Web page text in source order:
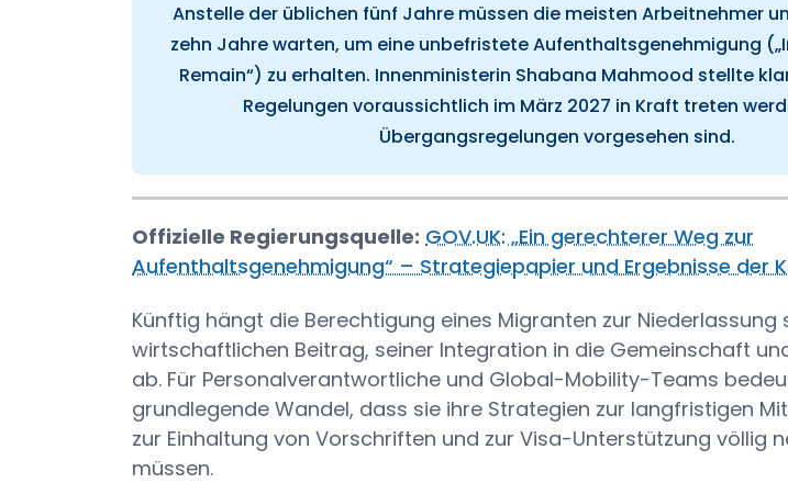
Anstelle der üblichen fünf Jahre müssen die meisten Arbeitnehmer
zehn Jahre warten, um eine unbefristete Aufenthaltsgenehmigung
Remain“) zu erhalten. Innenministerin Shabana Mahmood stellte
Regelungen voraussichtlich im März 2027 in Kraft treten
Übergangsregelungen vorgesehen sind.
Offizielle Regierungsquelle: GOV.UK: „Ein gerechterer Weg zur
Aufenthaltsgenehmigung“ – Strategiepapier und Ergebnisse der
Künftig hängt die Berechtigung eines Migranten zur Niederlassung
wirtschaftlichen Beitrag, seiner Integration in die Gemeinschaft
ab. Für Personalverantwortliche und Global-Mobility-Teams
grundlegende Wandel, dass sie ihre Strategien zur langfristigen
zur Einhaltung von Vorschriften und zur Visa-Unterstützung völlig
müssen.